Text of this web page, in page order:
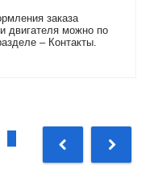
заказа
двигателя можно по
– Контакты.